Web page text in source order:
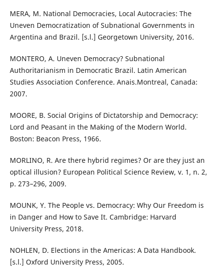
MERA, M. National Democracies, Local Autocracies: The
Uneven Democratization of Subnational Governments in
Argentina and Brazil. [s.l.] Georgetown University, 2016.
MONTERO, A. Uneven Democracy? Subnational
Authoritarianism in Democratic Brazil. Latin American
Studies Association Conference. Anais.Montreal, Canada:
2007.
MOORE, B. Social Origins of Dictatorship and Democracy:
Lord and Peasant in the Making of the Modern World.
Boston: Beacon Press, 1966.
MORLINO, R. Are there hybrid regimes? Or are they just an
optical illusion? European Political Science Review, v. 1, n. 2,
p. 273–296, 2009.
MOUNK, Y. The People vs. Democracy: Why Our Freedom is
in Danger and How to Save It. Cambridge: Harvard
University Press, 2018.
NOHLEN, D. Elections in the Americas: A Data Handbook.
[s.l.] Oxford University Press, 2005.